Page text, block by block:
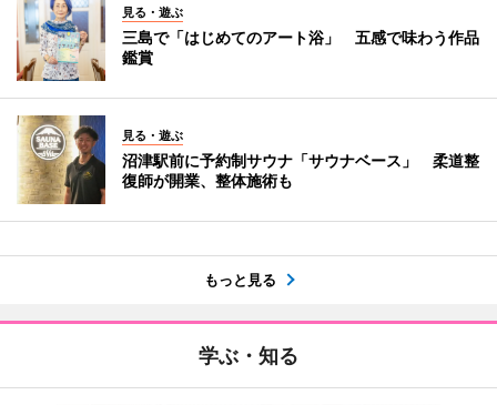
見る・遊ぶ
三島で「はじめてのアート浴」 五感で味わう作品
鑑賞
見る・遊ぶ
沼津駅前に予約制サウナ「サウナベース」 柔道整
復師が開業、整体施術も
もっと見る
学ぶ・知る